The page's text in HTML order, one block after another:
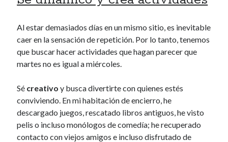
Al estar demasiados días en un mismo sitio, es inevitable
caer en la sensación de repetición. Por lo tanto, tenemos
que buscar hacer actividades que hagan parecer que
martes no es igual a miércoles.
Sé creativo y busca divertirte con quienes estés
conviviendo. En mi habitación de encierro, he
descargado juegos, rescatado libros antiguos, he visto
pelis o incluso monólogos de comedía; he recuperado
contacto con viejos amigos e incluso disfrutado de